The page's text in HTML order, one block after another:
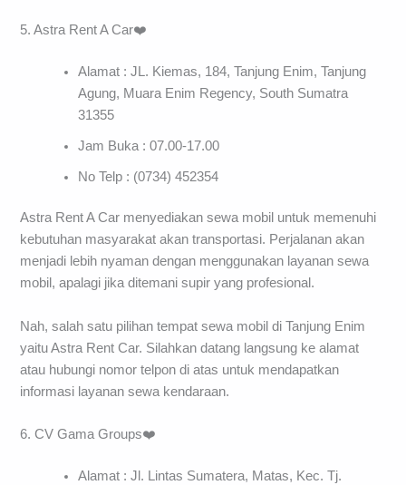
5. Astra Rent A Car❤️
Alamat : JL. Kiemas, 184, Tanjung Enim, Tanjung
Agung, Muara Enim Regency, South Sumatra
31355
Jam Buka : 07.00-17.00
No Telp : (0734) 452354
Astra Rent A Car menyediakan sewa mobil untuk memenuhi
kebutuhan masyarakat akan transportasi. Perjalanan akan
menjadi lebih nyaman dengan menggunakan layanan sewa
mobil, apalagi jika ditemani supir yang profesional.
Nah, salah satu pilihan tempat sewa mobil di Tanjung Enim
yaitu Astra Rent Car. Silahkan datang langsung ke alamat
atau hubungi nomor telpon di atas untuk mendapatkan
informasi layanan sewa kendaraan.
6. CV Gama Groups❤️
Alamat : Jl. Lintas Sumatera, Matas, Kec. Tj.